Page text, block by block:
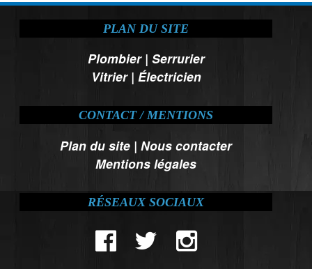
PLAN DU SITE
Plombier| Serrurier
Vitrier| Électricien
CONTACT / MENTIONS
Plan du site |Nous contacter
Mentions légales
RÉSEAUX SOCIAUX